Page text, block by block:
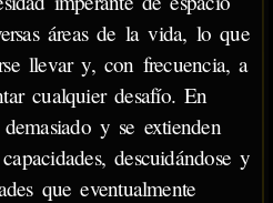
áreas de la vida, lo que
llevar y, con frecuencia, a
cualquier desafío. En
y se extienden
descuidándose y
que eventualmente